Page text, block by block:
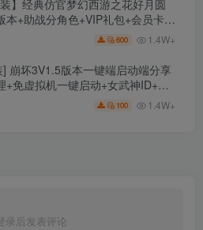
装】经典仿官梦幻西游之花好月圆
本+助战分角色+VIP礼包+会员卡
+视频搭建及其他修改资料
600 1.4W+
] 崩坏3V1.5版本一键端启动端分享
+免虚拟机一键启动+女武神ID+详
一键修改
100 1.4W+
录后发表评论